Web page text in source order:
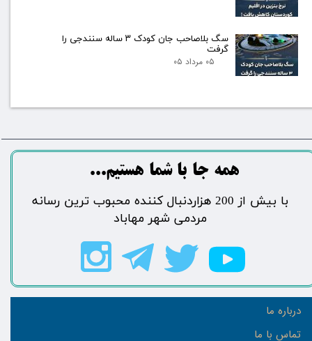
سگ بلاصاحب جان کودک ۳ ساله سنندجی را
گرفت
۰۵ مرداد ۰۵
درباره ما
تماس با ما
​​​همه جا با شما هستیم...​​​​​​​​​​​​​​
​با بیش از 200 هزاردنبال کننده محبوب ترین رسانه
مردمی شهر مهاباد​​​​​​​​​​​​​​